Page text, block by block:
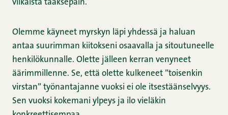
vilkaista taaksepäin.
Olemme käyneet myrskyn läpi yhdessä ja haluan
antaa suurimman kiitokseni osaavalla ja sitoutuneelle
henkilökunnalle. Olette jälleen kerran venyneet
äärimmillenne. Se, että olette kulkeneet ”toisenkin
virstan” työnantajanne vuoksi ei ole itsestäänselvyys.
Sen vuoksi kokemani ylpeys ja ilo vieläkin